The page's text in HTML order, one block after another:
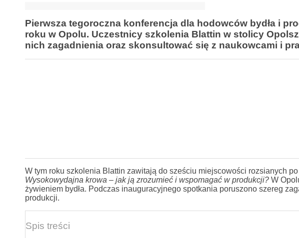
Pierwsza tegoroczna konferencja dla hodowców bydła i
roku w Opolu. Uczestnicy szkolenia Blattin w stolicy
nich zagadnienia oraz skonsultować się z naukowcami i
W tym roku szkolenia Blattin zawitają do sześciu miejscowości rozsianych
Wysokowydajna krowa – jak ją zrozumieć i wspomagać w produkcji?W
żywieniem bydła. Podczas inauguracyjnego spotkania poruszono szereg
produkcji.
Spis treści